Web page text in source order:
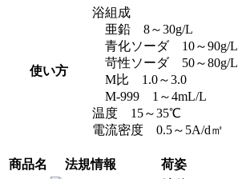
使い方
浴組成
亜鉛 8～30g/L
青化ソーダ 10～90g/L
苛性ソーダ 50～80g/L
M比 1.0～3.0
M-999 1～4mL/L
温度 15～35℃
電流密度 0.5～5A/d㎡
商品名 法規情報
荷姿